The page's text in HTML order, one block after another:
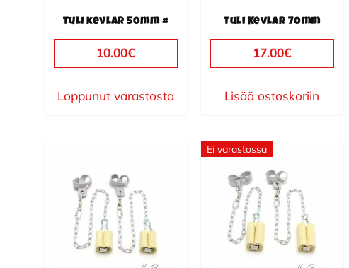
Tuli kevlar 50mm #
10.00€
Loppunut varastosta
Tuli Kevlar 70mm
17.00€
Lisää ostoskoriin
Ei varastossa